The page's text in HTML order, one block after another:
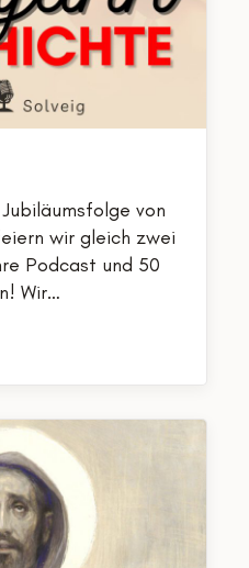
von
wir gleich zwei
Podcast und 50
Wir…